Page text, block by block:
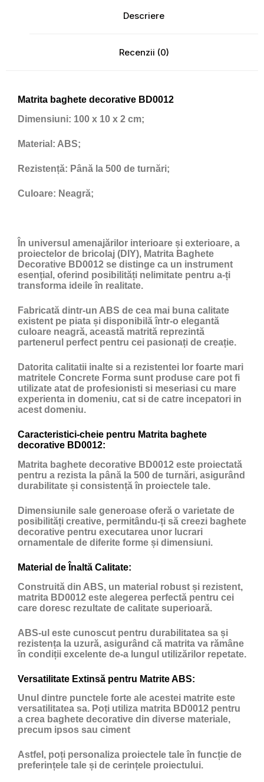
Descriere
Recenzii (0)
Matrita baghete decorative BD0012
Dimensiuni: 100 x 10 x 2 cm;
Material: ABS;
Rezistență: Până la 500 de turnări;
Culoare: Neagră;
În universul amenajărilor interioare și exterioare, a
proiectelor de bricolaj (DIY), Matrita Baghete
Decorative BD0012 se distinge ca un instrument
esențial, oferind posibilități nelimitate pentru a-ți
transforma ideile în realitate.
Fabricată dintr-un ABS de cea mai buna calitate
existent pe piata și disponibilă într-o elegantă
culoare neagră, această matrită reprezintă
partenerul perfect pentru cei pasionați de creație.
Datorita calitatii inalte si a rezistentei lor foarte mari
matritele Concrete Forma sunt produse care pot fi
utilizate atat de profesionisti si meseriasi cu mare
experienta in domeniu, cat si de catre incepatori in
acest domeniu.
Caracteristici-cheie pentru Matrita baghete
decorative BD0012:
Matrita baghete decorative BD0012 este proiectată
pentru a rezista la până la 500 de turnări, asigurând
durabilitate și consistență în proiectele tale.
Dimensiunile sale generoase oferă o varietate de
posibilități creative, permitându-ți să creezi baghete
decorative pentru executarea unor lucrari
ornamentale de diferite forme și dimensiuni.
Material de Înaltă Calitate:
Construită din ABS, un material robust și rezistent,
matrita BD0012 este alegerea perfectă pentru cei
care doresc rezultate de calitate superioară.
ABS-ul este cunoscut pentru durabilitatea sa și
rezistența la uzură, asigurând că matrita va rămâne
în condiții excelente de-a lungul utilizărilor repetate.
Versatilitate Extinsă pentru Matrite ABS:
Unul dintre punctele forte ale acestei matrite este
versatilitatea sa. Poți utiliza matrita BD0012 pentru
a crea baghete decorative din diverse materiale,
precum ipsos sau ciment
Astfel, poți personaliza proiectele tale în funcție de
preferințele tale și de cerințele proiectului.